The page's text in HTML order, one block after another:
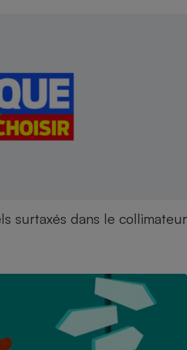
surtaxés dans le collimateur